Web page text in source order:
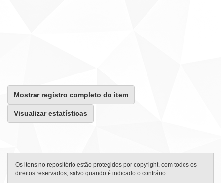
Mostrar registro completo do item
Visualizar estatísticas
Os itens no repositório estão protegidos por copyright, com todos os
direitos reservados, salvo quando é indicado o contrário.